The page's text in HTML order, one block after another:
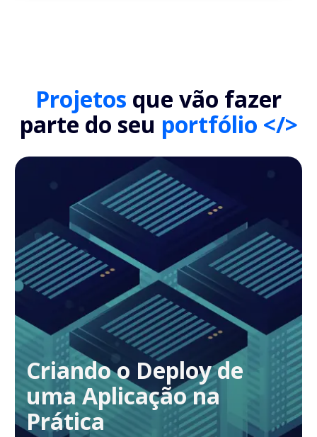
Projetos que vão fazer
parte do seu portfólio </>
Criando o Deploy de
uma Aplicação na
Prática